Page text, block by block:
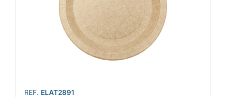
REF. ELAT2891